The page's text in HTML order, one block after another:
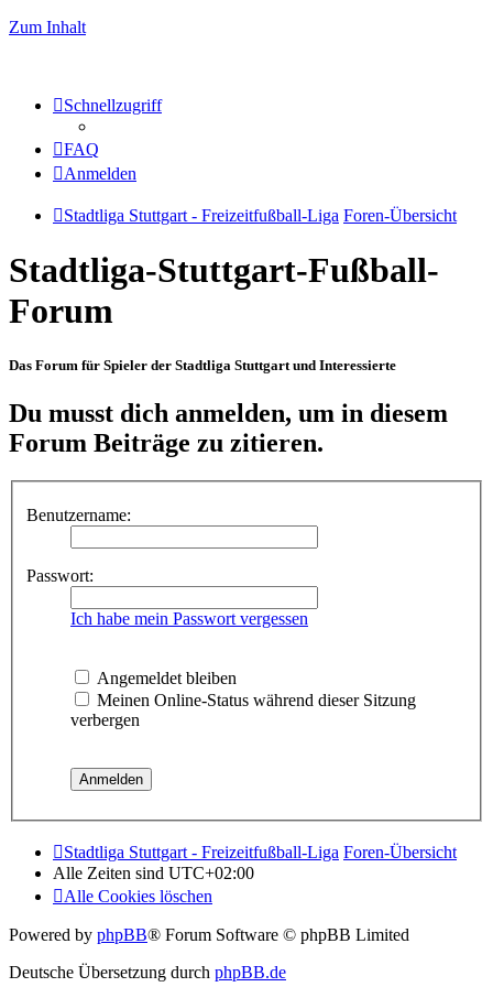
Zum Inhalt
Schnellzugriff
FAQ
Anmelden
Stadtliga Stuttgart - Freizeitfußball-Liga Foren-Übersicht
Stadtliga-Stuttgart-Fußball-
Forum
Das Forum für Spieler der Stadtliga Stuttgart und Interessierte
Du musst dich anmelden, um in diesem
Forum Beiträge zu zitieren.
Benutzername:
Passwort:
Ich habe mein Passwort vergessen
Angemeldet bleiben
Meinen Online-Status während dieser Sitzung
verbergen
Stadtliga Stuttgart - Freizeitfußball-Liga Foren-Übersicht
Alle Zeiten sind UTC+02:00
Alle Cookies löschen
Powered by phpBB® Forum Software © phpBB Limited
Deutsche Übersetzung durch phpBB.de